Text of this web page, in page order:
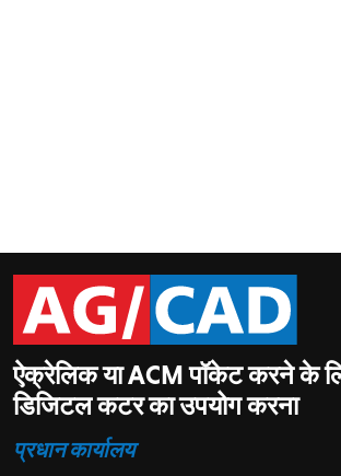
ऐक्रेलिक या ACM पॉकेट करने के
डिजिटल कटर का उपयोग करना
प्रधान कार्यालय